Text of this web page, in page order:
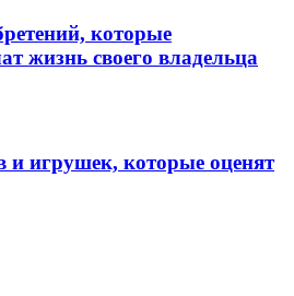
которые
жизнь своего владельца
и игрушек, которые оценят